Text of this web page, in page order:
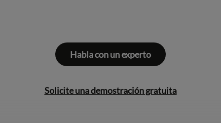
Habla con un experto
Solicite una demostración gratuita